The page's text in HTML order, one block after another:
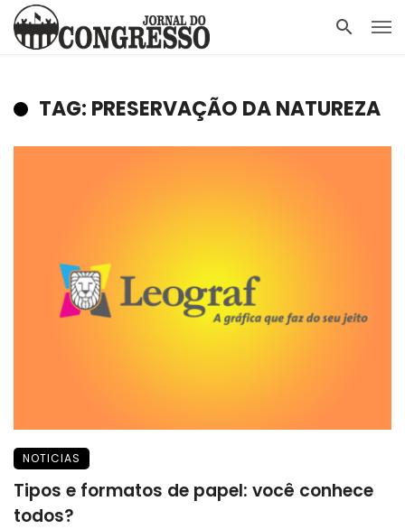
TAG: PRESERVAÇÃO DA NATUREZA
NOTICIAS
Tipos e formatos de papel: você conhece
todos?